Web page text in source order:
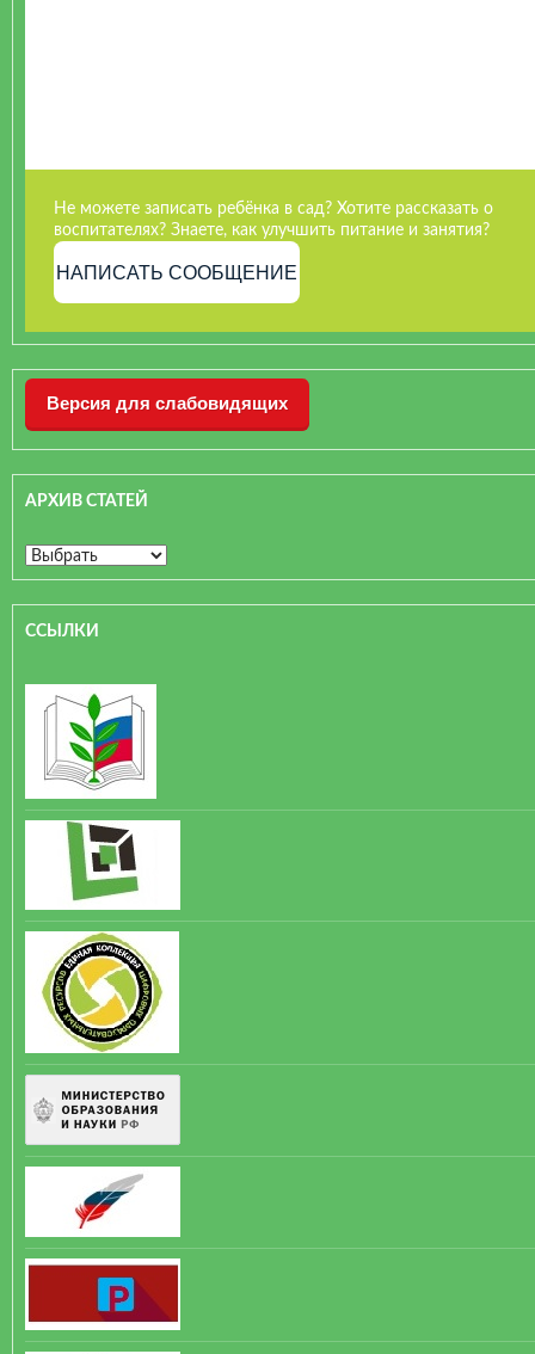
Не можете записать ребёнка в сад? Хотите рассказать о
воспитателях? Знаете, как улучшить питание и занятия?
НАПИСАТЬ СООБЩЕНИЕ
Версия для слабовидящих
АРХИВ СТАТЕЙ
ССЫЛКИ